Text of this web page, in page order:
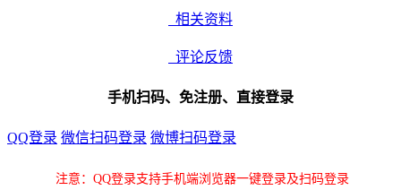
相关资料
评论反馈
手机扫码、免注册、直接登录
QQ登录 微信扫码登录 微博扫码登录
注意：QQ登录支持手机端浏览器一键登录及扫码登录